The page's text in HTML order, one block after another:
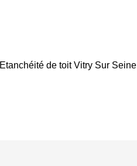
Etanchéité de toit Vitry Sur Seine